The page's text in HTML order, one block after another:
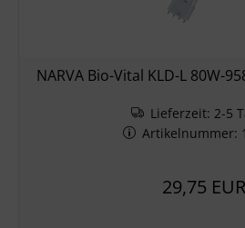
NARVA Bio-Vital KLD-L 80W-
Lieferzeit: 2-5
Artikelnummer:
29,75 EUR